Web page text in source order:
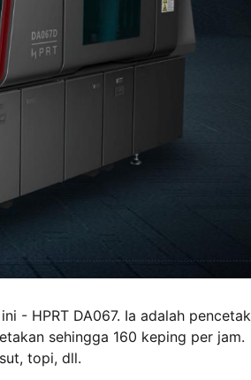
- HPRT DA067. Ia adalah pencetak
sehingga 160 keping per jam.
topi, dll.